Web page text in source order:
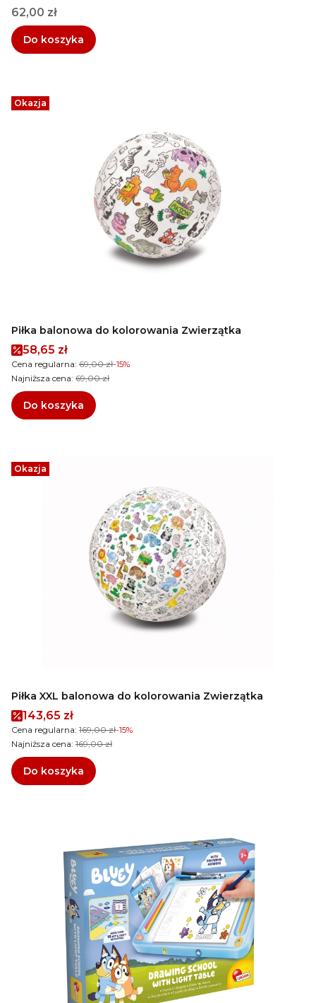
Cena
62,00 zł
Do koszyka
Okazja
Piłka balonowa do kolorowania Zwierzątka
Cena promocyjna
58,65 zł
Cena regularna: 69,00 zł-15%
Najniższa cena: 69,00 zł
Do koszyka
Okazja
Piłka XXL balonowa do kolorowania Zwierzątka
Cena promocyjna
143,65 zł
Cena regularna: 169,00 zł-15%
Najniższa cena: 169,00 zł
Do koszyka